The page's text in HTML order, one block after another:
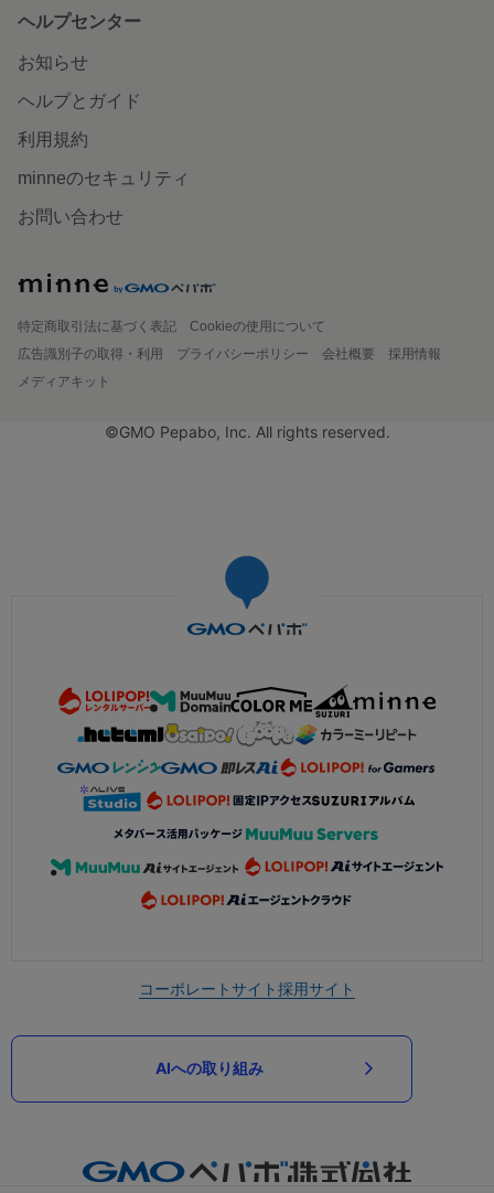
ヘルプセンター
お知らせ
ヘルプとガイド
利用規約
minneのセキュリティ
お問い合わせ
特定商取引法に基づく表記
Cookieの使用について
広告識別子の取得・利用
プライバシーポリシー 会社概要
採用情報
メディアキット
©GMO Pepabo, Inc. All rights reserved.
コーポレートサイト採用サイト
AIへの取り組み